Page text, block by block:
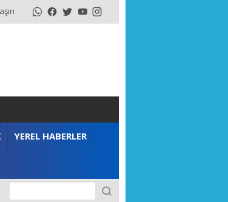
YEREL HABERLER